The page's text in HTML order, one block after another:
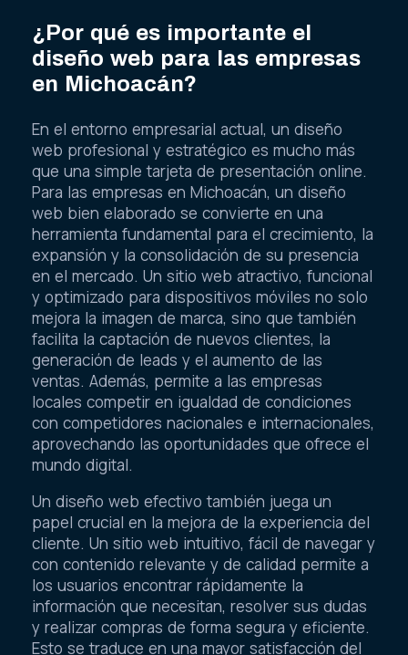
¿Por qué es importante el
diseño web para las empresas
en Michoacán?
En el entorno empresarial actual, un diseño
web profesional y estratégico es mucho más
que una simple tarjeta de presentación online.
Para las empresas en Michoacán, un diseño
web bien elaborado se convierte en una
herramienta fundamental para el crecimiento, la
expansión y la consolidación de su presencia
en el mercado. Un sitio web atractivo, funcional
y optimizado para dispositivos móviles no solo
mejora la imagen de marca, sino que también
facilita la captación de nuevos clientes, la
generación de leads y el aumento de las
ventas. Además, permite a las empresas
locales competir en igualdad de condiciones
con competidores nacionales e internacionales,
aprovechando las oportunidades que ofrece el
mundo digital.
Un diseño web efectivo también juega un
papel crucial en la mejora de la experiencia del
cliente. Un sitio web intuitivo, fácil de navegar y
con contenido relevante y de calidad permite a
los usuarios encontrar rápidamente la
información que necesitan, resolver sus dudas
y realizar compras de forma segura y eficiente.
Esto se traduce en una mayor satisfacción del